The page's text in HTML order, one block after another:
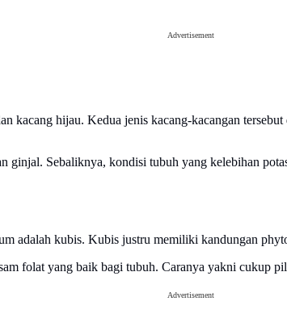
Advertisement
kacang hijau. Kedua jenis kacang-kacangan
ginjal. Sebaliknya, kondisi tubuh yang kelebihan
adalah kubis. Kubis justru memiliki kandungan
folat yang baik bagi tubuh. Caranya yakni cukup
Advertisement